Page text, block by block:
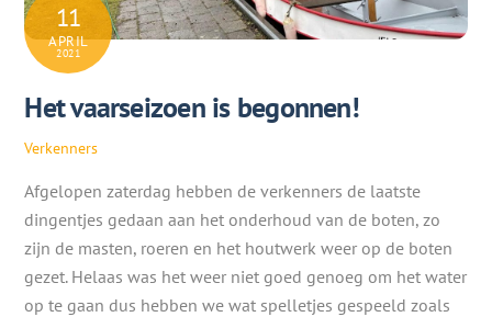
11
APRIL
2021
Het vaarseizoen is begonnen!
Verkenners
Afgelopen zaterdag hebben de verkenners de laatste
dingentjes gedaan aan het onderhoud van de boten, zo
zijn de masten, roeren en het houtwerk weer op de boten
gezet. Helaas was het weer niet goed genoeg om het water
op te gaan dus hebben we wat spelletjes gespeeld zoals